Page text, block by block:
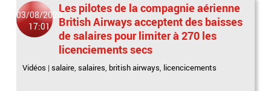
03/08/2020
17:01
Les pilotes de la compagnie aérienne
British Airways acceptent des baisses
de salaires pour limiter à 270 les
licenciements secs
Vidéos |salaire,salaires, british airways, licencicements